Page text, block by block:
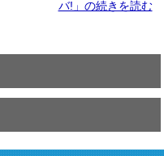
バ!」の続きを読む